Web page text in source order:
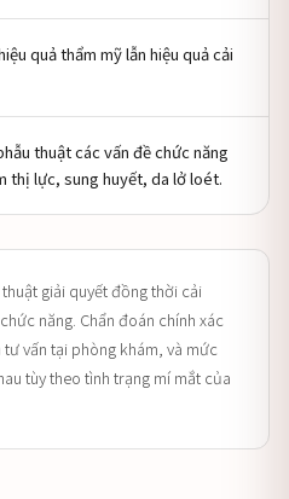
quả thẩm mỹ lẫn hiệu quả cải
thuật các vấn đề chức năng
thị lực, sung huyết, da lở loét.
giải quyết đồng thời cải
năng. Chẩn đoán chính xác
vấn tại phòng khám, và mức
tùy theo tình trạng mí mắt của